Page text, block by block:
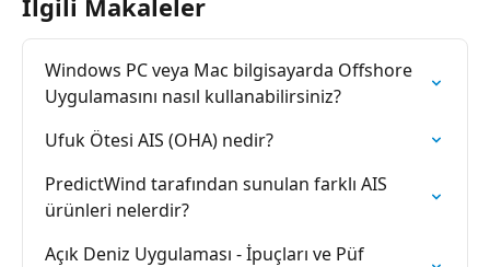
İlgili Makaleler
Windows PC veya Mac bilgisayarda Offshore
Uygulamasını nasıl kullanabilirsiniz?
Ufuk Ötesi AIS (OHA) nedir?
PredictWind tarafından sunulan farklı AIS
ürünleri nelerdir?
Açık Deniz Uygulaması - İpuçları ve Püf